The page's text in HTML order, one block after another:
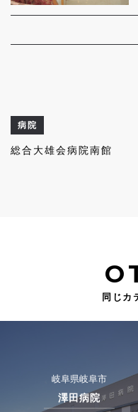
病院
総合大雄会病院南館
同じカ
岐阜県岐阜市
澤田病院